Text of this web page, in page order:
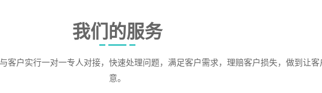
我们的服务
客户实行一对一专人对接，快速处理问题，满足客户需求，理赔客户损失，做到让客
意。